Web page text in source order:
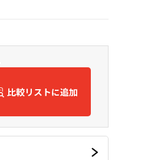
比較リストに追加